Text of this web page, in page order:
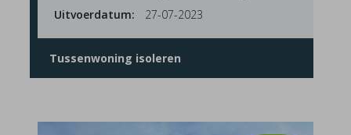
Uitvoerdatum:
27-07-2023
Tussenwoning isoleren